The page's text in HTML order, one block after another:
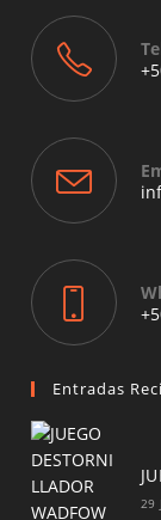
Entradas
29